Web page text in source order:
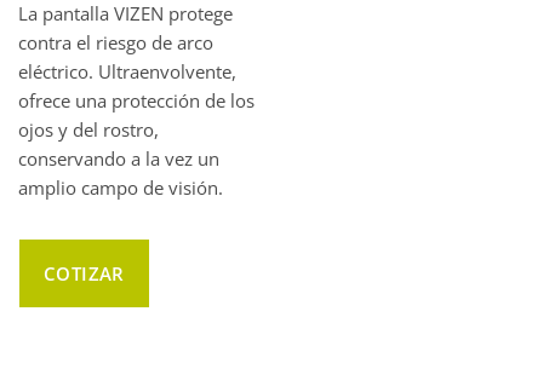
La pantalla VIZEN protege
contra el riesgo de arco
eléctrico. Ultraenvolvente,
ofrece una protección de los
ojos y del rostro,
conservando a la vez un
amplio campo de visión.
COTIZAR